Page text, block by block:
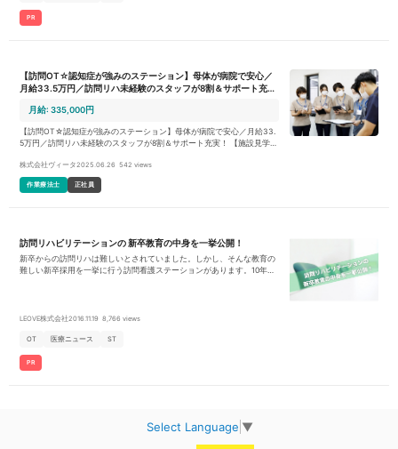
PR
【訪問OT☆認知症が強みのステーション】母体が病院で安心／
月給33.5万円／訪問リハ未経験のスタッフが8割＆サポート充
月給: 335,000円
【訪問OT☆認知症が強みのステーション】母体が病院で安心／月給33.
5万円／訪問リハ未経験のスタッフが8割＆サポート充実！ 【施設見学会
看護リハステーションの雰囲気を見てみたい。 取り組みやお仕事内容、
勤務条件について聞いてみたい。 などなど…お気軽にご参加いただけれ
ばと思います。 ＊中山本店で施設見学開催中！ ＊いずれも参加をご希望
齢者を在宅から入院まで支援しています。</li> <li>母体である横浜病院
は身体拘束ゼロ活動やユマニチュードなど最新の認知症ケアを実践して
いるほか、摂食嚥下リハビリテーションにも力を入れています。</li> <li
>元気訪問看護リハステーションの特徴</h3> <ul><li>「人生（Vita）を
くなく さびしくなく」在宅での生活を送れるよう支援することを目指し
h3> <ul> <li>入社後は先輩セラピストとの同行訪問によるOJT研修を実
日休み】または【水日休み】からお選びいただけます。年間休日120日
以上も可能のため、自分らしい理想の働き方ができます。</li> <li>がん
株式会社ヴィータ2025.06.26 542 views
作業療法士 正社員
訪問リハビリテーションの 新卒教育の中身を一挙公開！
新卒からの訪問リハは難しいとされていました。しかし、そんな教育の
難しい新卒採用を一挙に行う訪問看護ステーションがあります。10年で
LEOVE株式会社2016.11.19 8,766 views
OT 医療ニュース ST
PR
Select Language ▼